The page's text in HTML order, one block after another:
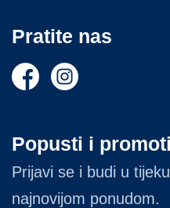
Pratite nas
Popusti i
Prijavi se i budi u
najnovijom ponudom.